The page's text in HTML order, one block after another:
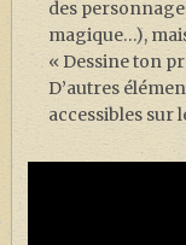
des
magique…),
« Dessine ton
D’autres
accessibles sur